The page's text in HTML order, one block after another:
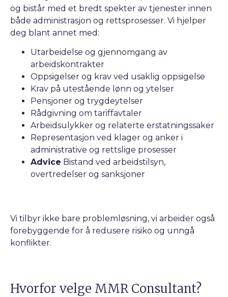
og bistår med et bredt spekter av tjenester innen
både administrasjon og rettsprosesser. Vi hjelper
deg blant annet med:
Utarbeidelse og gjennomgang av
arbeidskontrakter
Oppsigelser og krav ved usaklig oppsigelse
Krav på utestående lønn og ytelser
Pensjoner og trygdeytelser
Rådgivning om tariffavtaler
Arbeidsulykker og relaterte erstatningssaker
Representasjon ved klager og anker i
administrative og rettslige prosesser
Advice Bistand ved arbeidstilsyn,
overtredelser og sanksjoner
Vi tilbyr ikke bare problemløsning, vi arbeider også
forebyggende for å redusere risiko og unngå
konflikter.
Hvorfor velge MMR Consultant?